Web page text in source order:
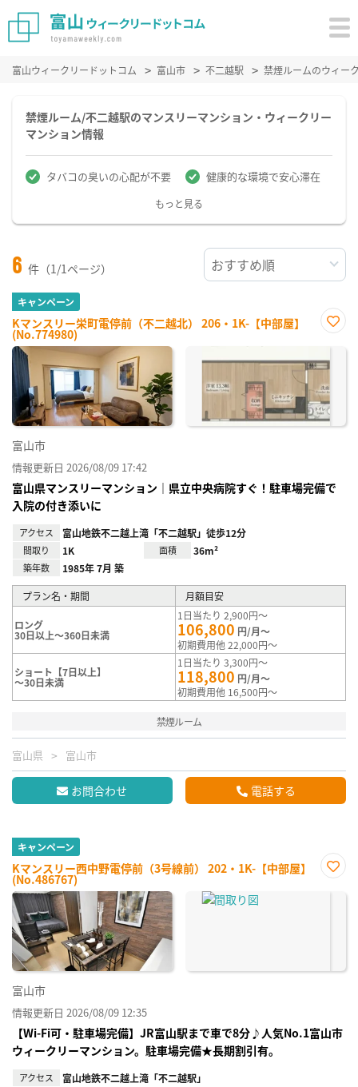
富山ウィークリードットコム 富山市 不二越駅 禁煙ルームのウィー
禁煙ルーム/不二越駅のマンスリーマンション・ウィークリー
マンション情報
タバコの臭いの心配が不要 健康的な環境で安心滞在
もっと見る
6 件（1/1ページ）
キャンペーン
Kマンスリー栄町電停前（不二越北） 206・1K-【中部屋】
(No.774980)
に入
り登
録
富山市
情報更新日 2026/08/09 17:42
富山県マンスリーマンション｜県立中央病院すぐ！駐車場完備で
入院の付き添いに
アクセス 富山地鉄不二越上滝「不二越駅」徒歩12分
間取り 1K 面積 36m²
築年数 1985年 7月 築
プラン名・期間 月額目安
ロング
30日以上～360日未満
1日当たり 2,900円～
106,800 円/月～
初期費用他 22,000円～
ショート【7日以上】
～30日未満
1日当たり 3,300円～
118,800 円/月～
初期費用他 16,500円～
禁煙ルーム
富山県 富山市
お問合わせ 電話する
キャンペーン
Kマンスリー西中野電停前（3号線前） 202・1K-【中部屋】
(No.486767)
に入
富山市
情報更新日 2026/08/09 12:35
【Wi-Fi可・駐車場完備】JR富山駅まで車で8分♪人気No.1富山市
ウィークリーマンション。駐車場完備★長期割引有。
アクセス 富山地鉄不二越上滝「不二越駅」